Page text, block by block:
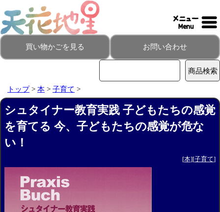
買い物かごを見る お問い合わせ
トップ> 本 > 子育て >
シュタイナー教育実践 子どもたちの感覚
を育てる 今、子どもたちの感覚が危な
い！
[本][子育て]